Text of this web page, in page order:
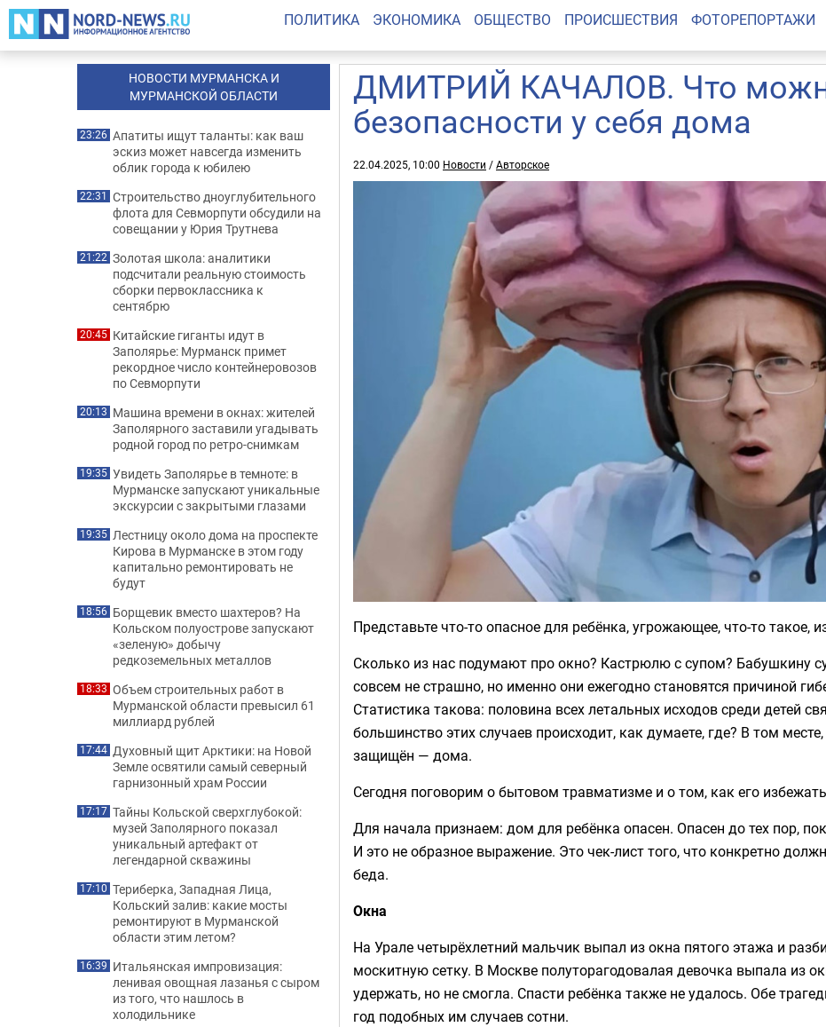
ПОЛИТИКА ЭКОНОМИКА ОБЩЕСТВО ПРОИСШЕСТВИЯ ФОТОРЕПОРТАЖИ
ДМИТРИЙ КАЧАЛОВ. Что
безопасности у себя дома
22.04.2025, 10:00 Новости /Авторское
Представьте что-то опасное для ребёнка, угрожающее, что-то такое,
Сколько из нас подумают про окно? Кастрюлю с супом? Бабушкину
совсем не страшно, но именно они ежегодно становятся причиной
Статистика такова: половина всех летальных исходов среди детей
большинство этих случаев происходит, как думаете, где? В том
защищён — дома.
Сегодня поговорим о бытовом травматизме и о том, как его
Для начала признаем: дом для ребёнка опасен. Опасен до тех пор,
И это не образное выражение. Это чек-лист того, что конкретно
беда.
Окна
На Урале четырёхлетний мальчик выпал из окна пятого этажа и
москитную сетку. В Москве полуторагодовалая девочка выпала из
удержать, но не смогла. Спасти ребёнка также не удалось. Обе
год подобных им случаев сотни.
НОВОСТИ МУРМАНСКА И
МУРМАНСКОЙ ОБЛАСТИ
23:26 Апатиты ищут таланты: как ваш
эскиз может навсегда изменить
облик города к юбилею
22:31 Строительство дноуглубительного
флота для Севморпути обсудили на
совещании у Юрия Трутнева
21:22 Золотая школа: аналитики
подсчитали реальную стоимость
сборки первоклассника к
сентябрю
20:45 Китайские гиганты идут в
Заполярье: Мурманск примет
рекордное число контейнеровозов
по Севморпути
20:13 Машина времени в окнах: жителей
Заполярного заставили угадывать
родной город по ретро-снимкам
19:35 Увидеть Заполярье в темноте: в
Мурманске запускают уникальные
экскурсии с закрытыми глазами
19:35 Лестницу около дома на проспекте
Кирова в Мурманске в этом году
капитально ремонтировать не
будут
18:56 Борщевик вместо шахтеров? На
Кольском полуострове запускают
«зеленую» добычу
редкоземельных металлов
18:33 Объем строительных работ в
Мурманской области превысил 61
миллиард рублей
17:44 Духовный щит Арктики: на Новой
Земле освятили самый северный
гарнизонный храм России
17:17 Тайны Кольской сверхглубокой:
музей Заполярного показал
уникальный артефакт от
легендарной скважины
17:10 Териберка, Западная Лица,
Кольский залив: какие мосты
ремонтируют в Мурманской
области этим летом?
16:39 Итальянская импровизация:
ленивая овощная лазанья с сыром
из того, что нашлось в
холодильнике